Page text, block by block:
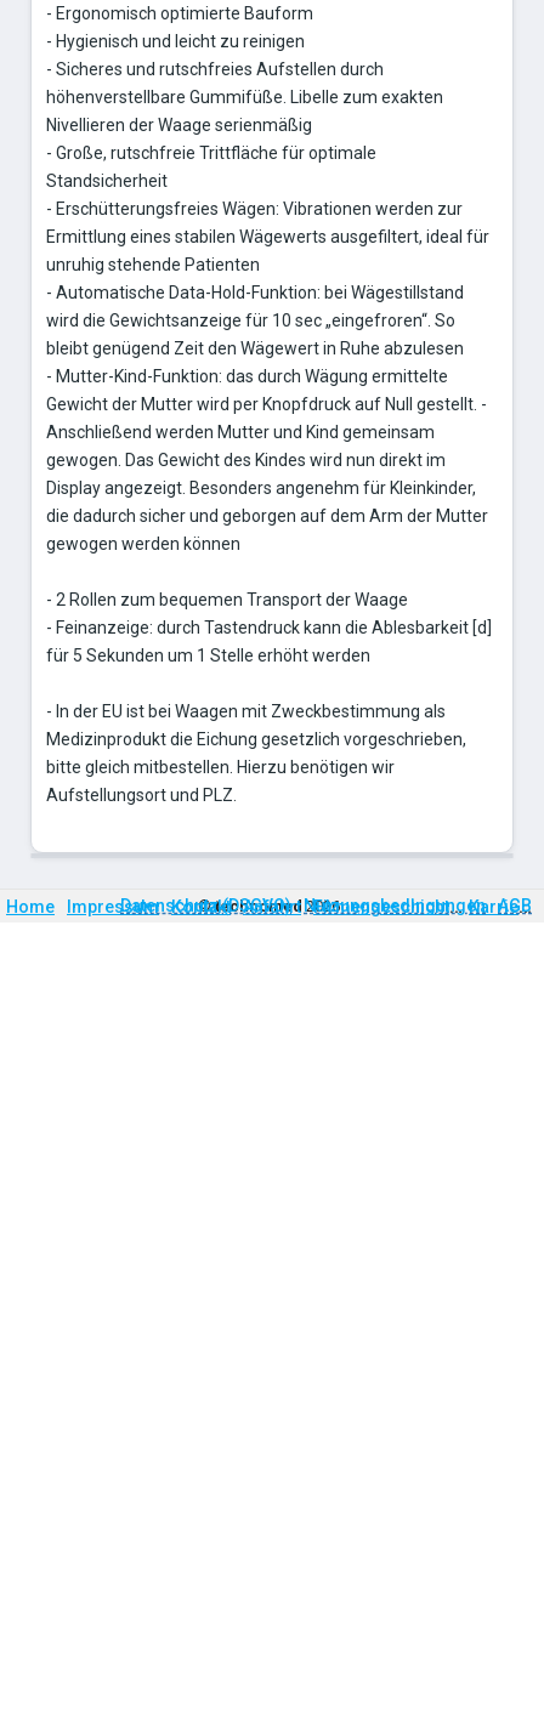
- Ergonomisch optimierte Bauform
- Hygienisch und leicht zu reinigen
- Sicheres und rutschfreies Aufstellen durch
höhenverstellbare Gummifüße. Libelle zum exakten
Nivellieren der Waage serienmäßig
- Große, rutschfreie Trittfläche für optimale
Standsicherheit
- Erschütterungsfreies Wägen: Vibrationen werden zur
Ermittlung eines stabilen Wägewerts ausgefiltert, ideal für
unruhig stehende Patienten
- Automatische Data-Hold-Funktion: bei Wägestillstand
wird die Gewichtsanzeige für 10 sec „eingefroren“. So
bleibt genügend Zeit den Wägewert in Ruhe abzulesen
- Mutter-Kind-Funktion: das durch Wägung ermittelte
Gewicht der Mutter wird per Knopfdruck auf Null gestellt. -
Anschließend werden Mutter und Kind gemeinsam
gewogen. Das Gewicht des Kindes wird nun direkt im
Display angezeigt. Besonders angenehm für Kleinkinder,
die dadurch sicher und geborgen auf dem Arm der Mutter
gewogen werden können
- 2 Rollen zum bequemen Transport der Waage
- Feinanzeige: durch Tastendruck kann die Ablesbarkeit [d]
für 5 Sekunden um 1 Stelle erhöht werden
- In der EU ist bei Waagen mit Zweckbestimmung als
Medizinprodukt die Eichung gesetzlich vorgeschrieben,
bitte gleich mitbestellen. Hierzu benötigen wir
Aufstellungsort und PLZ.
Home Impressum Kontakt Anfahrt Firmengeschichte Karriere
©technomed 2026
Datenschutz (DSGVO) Nutzungsbedingungen AGB